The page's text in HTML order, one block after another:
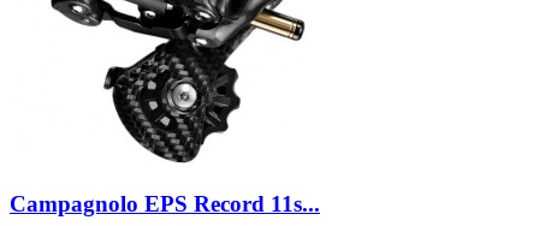
Campagnolo EPS Record 11s...